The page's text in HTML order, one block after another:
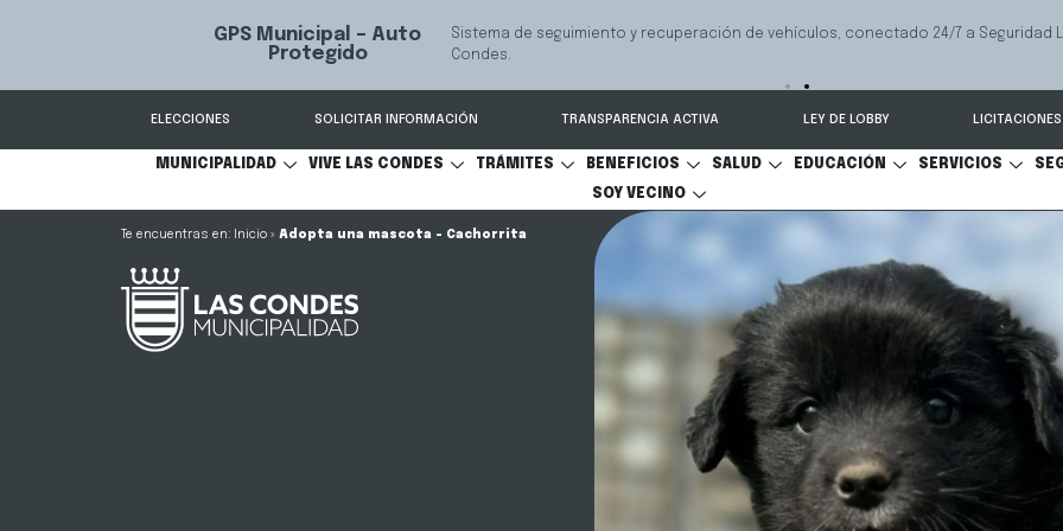
GPS Municipal – Auto
Protegido
Sistema de seguimiento y recuperación de vehículos, conectado 24/7 a Seguridad
Condes.
ELECCIONES SOLICITAR INFORMACIÓN TRANSPARENCIA ACTIVA LEY DE LOBBY LICITACIONES
MUNICIPALIDAD VIVE LAS CONDES TRÁMITES BENEFICIOS SALUD EDUCACIÓN SERVICIOS
SOY VECINO
Inicio » Adopta una mascota – Cachorrita